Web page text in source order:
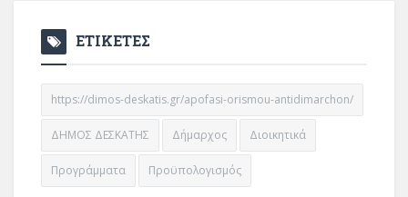
ΕΤΙΚΕΤΕΣ
https://dimos-deskatis.gr/apofasi-orismou-antidimarchon/
ΔΗΜΟΣ ΔΕΣΚΑΤΗΣ Δήμαρχος Διοικητικά
Προγράμματα Προϋπολογισμός